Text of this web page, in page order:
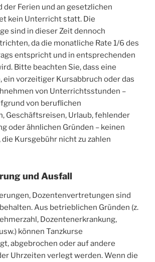
der Ferien und an gesetzlichen
kein Unterricht statt. Die
sind in dieser Zeit dennoch
da die monatliche Rate 1/6 des
entspricht und in entsprechenden
Bitte beachten Sie, dass eine
ein vorzeitiger Kursabbruch oder das
von Unterrichtsstunden –
von beruflichen
Geschäftsreisen, Urlaub, fehlender
oder ähnlichen Gründen – keinen
Kursgebühr nicht zu zahlen
und Ausfall
Dozentenvertretungen sind
Aus betrieblichen Gründen (z.
Dozentenerkrankung,
können Tanzkurse
abgebrochen oder auf andere
Uhrzeiten verlegt werden. Wenn die